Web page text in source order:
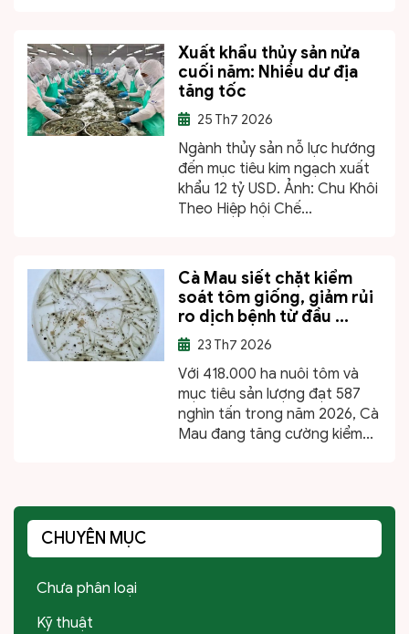
Xuất khẩu thủy sản nửa
cuối năm: Nhiều dư địa
tăng tốc
25 Th7 2026
Ngành thủy sản nỗ lực hướng
đến mục tiêu kim ngạch xuất
khẩu 12 tỷ USD. Ảnh: Chu Khôi
Theo Hiệp hội Chế...
Cà Mau siết chặt kiểm
soát tôm giống, giảm rủi
ro dịch bệnh từ đầu ...
23 Th7 2026
Với 418.000 ha nuôi tôm và
mục tiêu sản lượng đạt 587
nghìn tấn trong năm 2026, Cà
Mau đang tăng cường kiểm...
CHUYÊN MỤC
Chưa phân loại
Kỹ thuật